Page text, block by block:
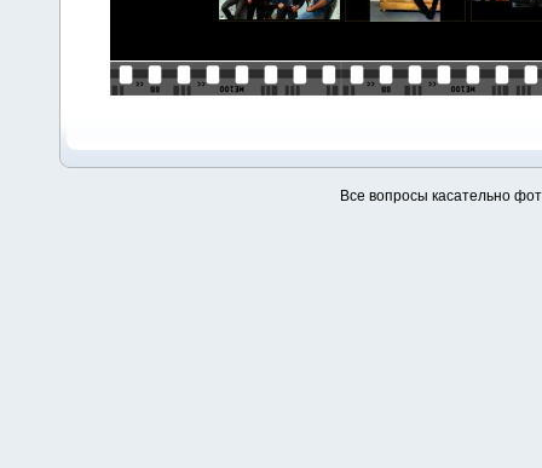
Все вопросы касательно